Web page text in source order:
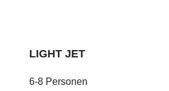
LIGHT JET
6-8 Personen